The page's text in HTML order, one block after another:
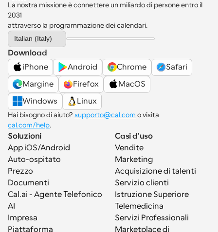
La nostra missione è connettere un miliardo di persone entro il
2031
attraverso la programmazione dei calendari.
Select Language
Italian (Italy)
Download
iPhone
Android Chrome
Safari
Margine
Firefox
MacOS
Windows
Linux
Hai bisogno di aiuto? supporto@cal.com
cal.com/help.
Soluzioni
App iOS/Android
Auto-ospitato
Prezzo
Documenti
Cal.ai - Agente Telefonico
AI
Impresa
Piattaforma
Casi d'uso
Vendite
Marketing
Acquisizione di talenti
Servizio clienti
Istruzione Superiore
Telemedicina
Servizi Professionali
Marketplace di